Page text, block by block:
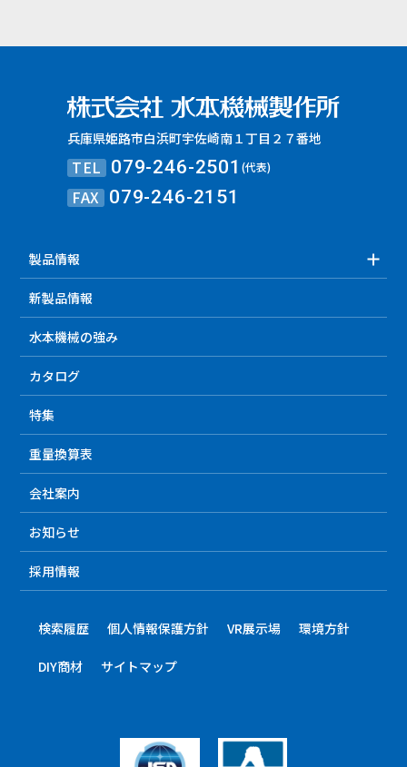
兵庫県姫路市白浜町宇佐崎南１丁目２７番地
TEL 079-246-2501(代表)
FAX 079-246-2151
製品情報
新製品情報
水本機械の強み
カタログ
特集
重量換算表
会社案内
お知らせ
採用情報
検索履歴 個人情報保護方針 VR展示場 環境方針
DIY商材 サイトマップ